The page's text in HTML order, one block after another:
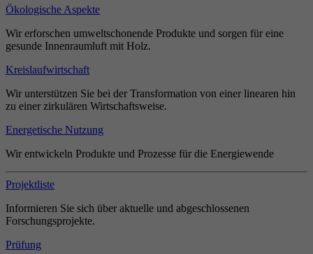
Ökologische Aspekte
Wir erforschen umweltschonende Produkte und sorgen für eine
gesunde Innenraumluft mit Holz.
Kreislaufwirtschaft
Wir unterstützen Sie bei der Transformation von einer linearen hin
zu einer zirkulären Wirtschaftsweise.
Energetische Nutzung
Wir entwickeln Produkte und Prozesse für die Energiewende
Projektliste
Informieren Sie sich über aktuelle und abgeschlossenen
Forschungsprojekte.
Prüfung